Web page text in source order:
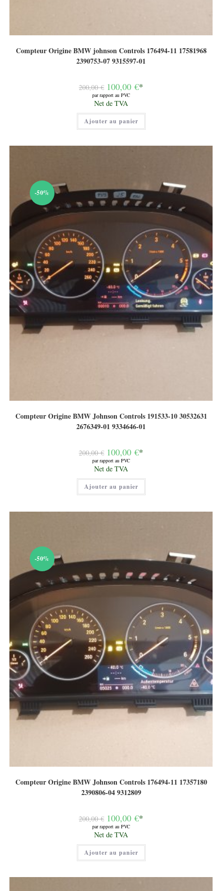
Compteur Origine BMW johnson Controls 176494-11 17581968
2390753-07 9315597-01
200,00€ Le
prix
initial
était :
200,00 €.
100,00 €*
par rapport au PVC
Le
prix
actuel
est :
100,00 €.
Net de TVA
Ajouter au panier
-50%
Compteur Origine BMW Johnson Controls 191533-10 30532631
2676349-01 9334646-01
200,00€ Le
prix
initial
était :
200,00 €.
100,00 €*
par rapport au PVC
Le
prix
actuel
est :
100,00 €.
Net de TVA
Ajouter au panier
-50%
Compteur Origine BMW Johnson Controls 176494-11 17357180
2390806-04 9312809
200,00€ Le
prix
initial
était :
200,00 €.
100,00 €*
par rapport au PVC
Le
prix
actuel
est :
100,00 €.
Net de TVA
Ajouter au panier